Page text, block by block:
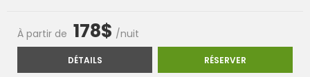
À partir de 178$ /nuit
DÉTAILSCHALET LE MARITIME RÉSERVERCHALET LE